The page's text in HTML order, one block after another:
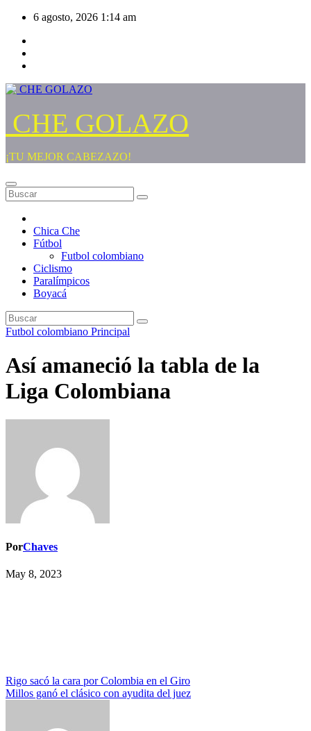
Saltar
contenido
6 agosto, 2026 1:14 am
CHE GOLAZO
¡TU MEJOR CABEZAZO!
Chica Che
Fútbol
Futbol colombiano
Ciclismo
Paralímpicos
Boyacá
Futbol colombiano Principal
Así amaneció la tabla de la
Liga Colombiana
PorChaves
May 8, 2023
Navegación
de
Rigo sacó la cara por Colombia en el Giro
Millos ganó el clásico con ayudita del juez